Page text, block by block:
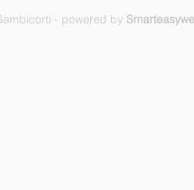
- powered by